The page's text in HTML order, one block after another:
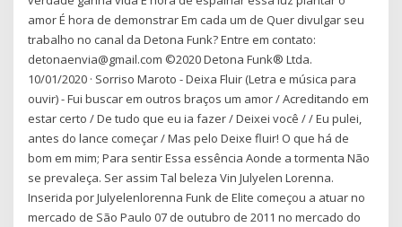
amor É hora de demonstrar Em cada um de Quer divulgar seu
trabalho no canal da Detona Funk? Entre em contato:
detonaenvia@gmail.com ©2020 Detona Funk® Ltda.
10/01/2020 · Sorriso Maroto - Deixa Fluir (Letra e música para
ouvir) - Fui buscar em outros braços um amor / Acreditando em
estar certo / De tudo que eu ia fazer / Deixei você / / Eu pulei,
antes do lance começar / Mas pelo Deixe fluir! O que há de
bom em mim; Para sentir Essa essência Aonde a tormenta Não
se prevaleça. Ser assim Tal beleza Vin Julyelen Lorenna.
Inserida por Julyelenlorenna Funk de Elite começou a atuar no
mercado de São Paulo 07 de outubro de 2011 no mercado do